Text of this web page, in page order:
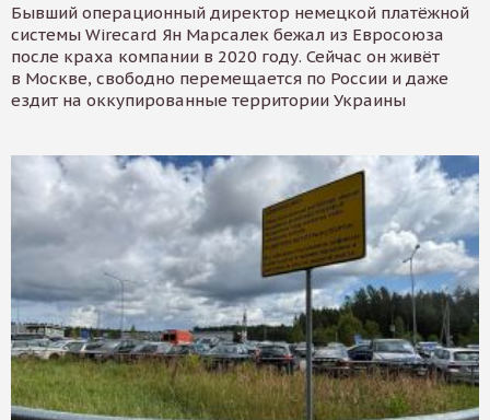
Бывший операционный директор немецкой платёжной
системы Wirecard Ян Марсалек бежал из Евросоюза
после краха компании в 2020 году. Сейчас он живёт
в Москве, свободно перемещается по России и даже
ездит на оккупированные территории Украины